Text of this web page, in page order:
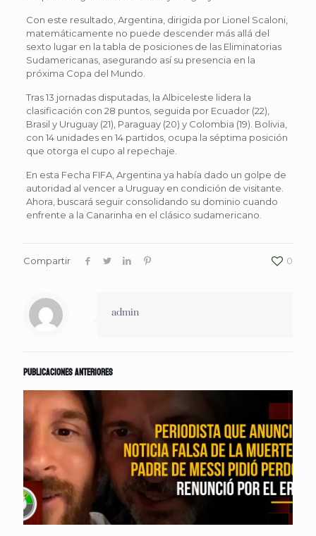
Con este resultado, Argentina, dirigida por Lionel Scaloni,
matemáticamente no puede descender más allá del
sexto lugar en la tabla de posiciones de las Eliminatorias
Sudamericanas, asegurando así su presencia en la
próxima Copa del Mundo.
Tras 13 jornadas disputadas, la Albiceleste lidera la
clasificación con 28 puntos, seguida por Ecuador (22),
Brasil y Uruguay (21), Paraguay (20) y Colombia (19). Bolivia,
con 14 unidades en 14 partidos, ocupa la séptima posición
que otorga el cupo al repechaje.
En esta Fecha FIFA, Argentina ya había dado un golpe de
autoridad al vencer a Uruguay en condición de visitante.
Ahora, buscará seguir consolidando su dominio cuando
enfrente a la Canarinha en el clásico sudamericano.
Compartir 0
admin
Publicaciones anteriores